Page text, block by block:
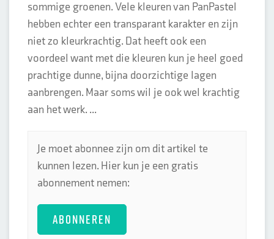
sommige groenen. Vele kleuren van PanPastel
hebben echter een transparant karakter en zijn
niet zo kleurkrachtig. Dat heeft ook een
voordeel want met die kleuren kun je heel goed
prachtige dunne, bijna doorzichtige lagen
aanbrengen. Maar soms wil je ook wel krachtig
aan het werk. ...
Je moet abonnee zijn om dit artikel te
kunnen lezen. Hier kun je een gratis
abonnement nemen:
ABONNEREN